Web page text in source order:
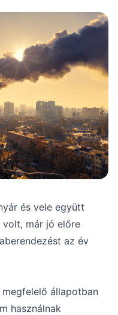
és vele együtt
volt, már jó előre
az év
állapotban
használnak